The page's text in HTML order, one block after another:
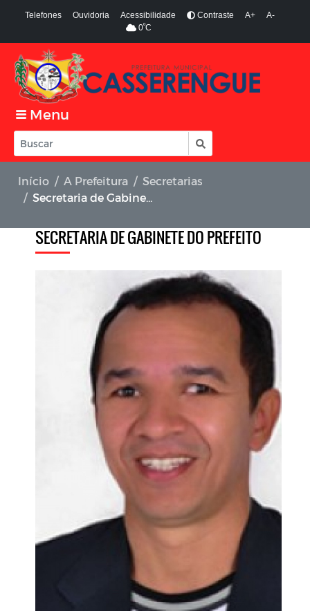
Telefones Ouvidoria Acessibilidade Contraste A+
A-
0ºC
Menu
Início A Prefeitura
Secretarias
Secretaria de Gabinete do Prefeito
SECRETARIA DE GABINETE DO PREFEITO